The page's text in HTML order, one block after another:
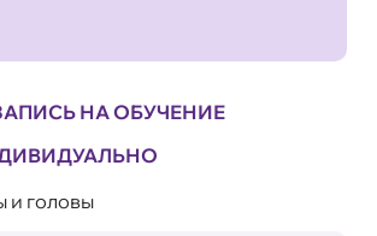
НА ОБУЧЕНИЕ
и головы